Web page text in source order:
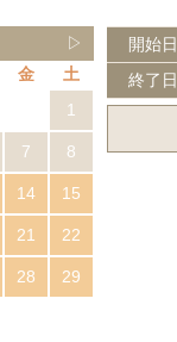
▷
金
土
1
7 8
14 15
21 22
28 29
開始日
終了日